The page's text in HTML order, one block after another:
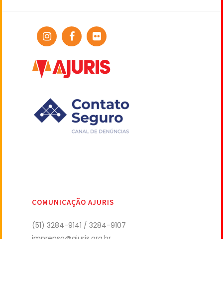
COMUNICAÇÃO AJURIS
(51) 3284-9141 / 3284-9107
imprensa@ajuris.org.br